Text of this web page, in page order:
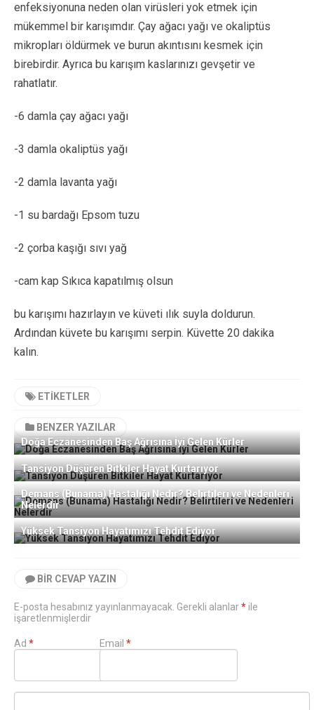
enfeksiyonuna neden olan virüsleri yok etmek için
mükemmel bir karışımdır. Çay ağacı yağı ve okaliptüs
mikropları öldürmek ve burun akıntısını kesmek için
birebirdir. Ayrıca bu karışım kaslarınızı gevşetir ve
rahatlatır.
-6 damla çay ağacı yağı
-3 damla okaliptüs yağı
-2 damla lavanta yağı
-1 su bardağı Epsom tuzu
-2 çorba kaşığı sıvı yağ
-cam kap Sıkıca kapatılmış olsun
bu karışımı hazırlayın ve küveti ılık suyla doldurun.
Ardından küvete bu karışımı serpin. Küvette 20 dakika
kalın.
ETIKETLER
BENZER YAZILAR
Doğa Eczanesinden Baş Ağrısına İyi Gelen Kürler
Tansiyon Düşüren Bitkiler Hayat Kurtarıyor
Demans (Bunama) Hastalığı Nedir? Belirtileri ve Nedenleri
Nelerdir
Yüksek Tansiyon Hayatımızı Tehdit Ediyor
BIR CEVAP YAZIN
E-posta hesabınız yayınlanmayacak. Gerekli alanlar* ile
işaretlenmişlerdir
Ad * Email*